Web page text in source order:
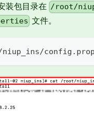
装包目录在 /root/
文件。